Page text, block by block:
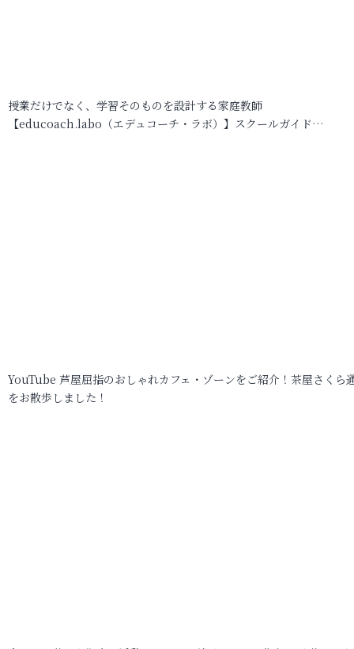
授業だけでなく、学習そのものを設計する家庭教師
【educoach.labo（エデュコーチ・ラボ）】スクールガイド…
YouTube 芦屋屈指のおしゃれカフェ・ゾーンをご紹介！茶屋さくら
をお散歩しました！